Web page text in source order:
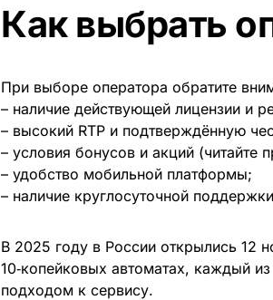
Как выбрать
При выборе оператора обратите
– наличие действующей лицензии и
– высокий RTP и подтверждённую
– условия бонусов и акций (читайте
– удобство мобильной платформы;
– наличие круглосуточной
В 2025 году в России открылись 12
10‑копейковых автоматах, каждый
подходом к сервису.